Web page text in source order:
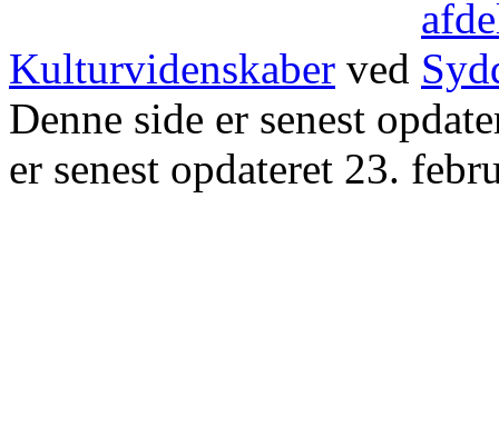
Kulturvidenskaber ved
Denne side er senest
er senest opdateret 23.